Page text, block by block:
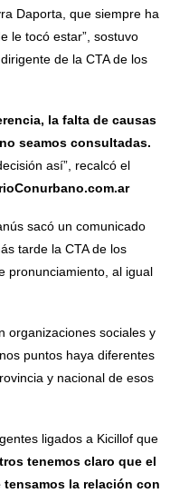
Daporta, que siempre ha
le tocó estar”, sostuvo
de la CTA de los
la falta de causas
seamos consultadas.
así”, recalcó el
sacó un comunicado
tarde la CTA de los
pronunciamiento, al igual
organizaciones sociales y
puntos haya diferentes
y nacional de esos
ligados a Kicillof que
tenemos claro que el
la relación con